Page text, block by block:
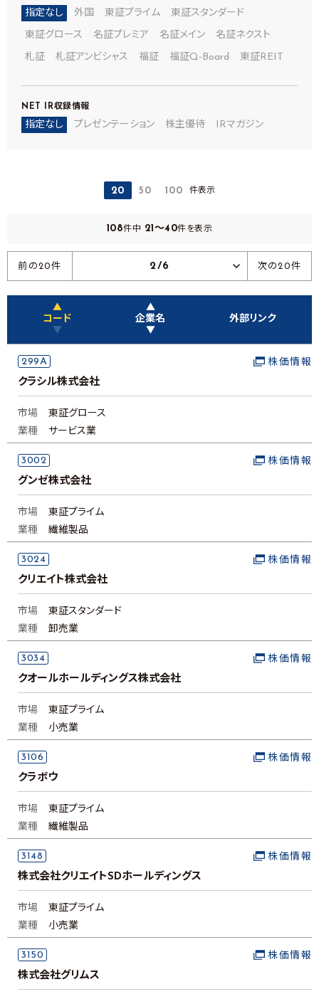
指定なし 外国 東証プライム 東証スタンダード
東証グロース 名証プレミア 名証メイン 名証ネクスト
札証 札証アンビシャス 福証 福証Q-Board 東証REIT
NET IR収録情報
指定なし プレゼンテーション 株主優待 IRマガジン
20 50 100 件表示
108件中 21～40件を表示
前の20件 2/6 次の20件
▲
コード
▼
▲
企業名
▼
外部リンク
299A
クラシル株式会社
株価情報
市場
東証グロース
業種
サービス業
3002
グンゼ株式会社
株価情報
市場
東証プライム
業種
繊維製品
3024
クリエイト株式会社
株価情報
市場
東証スタンダード
業種
卸売業
3034
クオールホールディングス株式会社
株価情報
市場
東証プライム
業種
小売業
3106
クラボウ
株価情報
市場
東証プライム
業種
繊維製品
3148
株式会社クリエイトSDホールディングス
株価情報
市場
東証プライム
業種
小売業
3150
株式会社グリムス
株価情報